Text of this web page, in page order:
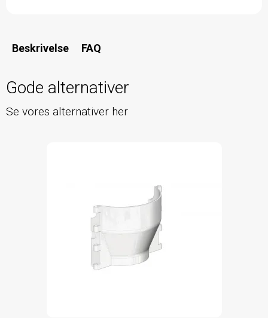
Beskrivelse FAQ
Gode alternativer
Se vores alternativer her